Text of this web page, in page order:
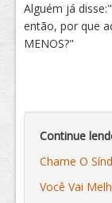
Alguém já
então, por que
MENOS?"
Continue
Chame O
Você Vai